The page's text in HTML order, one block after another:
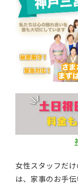
女性スタッフだ
は、家事のお手